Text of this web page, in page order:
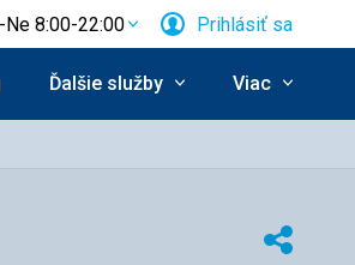
8:00-22:00 Prihlásiť sa
Ďalšie služby Viac
Zdieľať